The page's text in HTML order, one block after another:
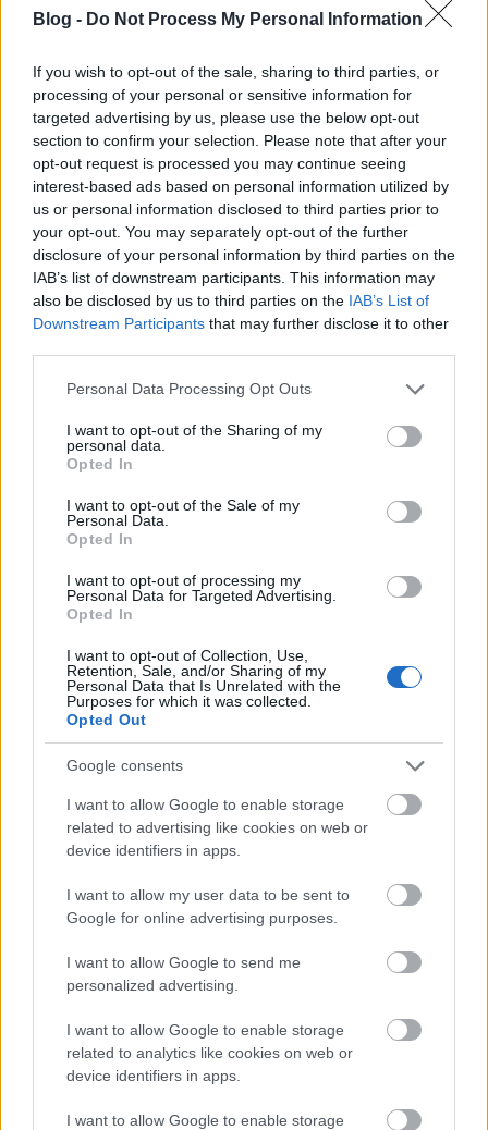
Blog - Do Not Process My Personal Information
If you wish to opt-out of the sale, sharing to third parties, or
processing of your personal or sensitive information for
targeted advertising by us, please use the below opt-out
section to confirm your selection. Please note that after your
opt-out request is processed you may continue seeing
interest-based ads based on personal information utilized by
us or personal information disclosed to third parties prior to
your opt-out. You may separately opt-out of the further
disclosure of your personal information by third parties on the
IAB’s list of downstream participants. This information may
also be disclosed by us to third parties on the IAB’s List of
Downstream Participants that may further disclose it to other
Please note that this website/app uses one or more Google
not limited to your visit or usage behaviour. You may click to
grant or deny consent to Google and its third-party tags to
use your data for below specified purposes in below Google
consent section.
Personal Data Processing Opt Outs
I want to opt-out of the Sharing of my
personal data.
Opted In
I want to opt-out of the Sale of my
Personal Data.
Opted In
I want to opt-out of processing my
Personal Data for Targeted Advertising.
Opted In
I want to opt-out of Collection, Use,
Retention, Sale, and/or Sharing of my
Personal Data that Is Unrelated with the
Purposes for which it was collected.
Opted Out
Google consents
I want to allow Google to enable storage
related to advertising like cookies on web or
device identifiers in apps.
I want to allow my user data to be sent to
Google for online advertising purposes.
I want to allow Google to send me
personalized advertising.
I want to allow Google to enable storage
related to analytics like cookies on web or
device identifiers in apps.
I want to allow Google to enable storage
Megint csak találgatás: valóban teljes
„hadiruházatban”, fegyverekkel, bilinccsel stb. –
estek bele a vízbe a fegyőrök? Ha ez így volt, s
mentőmellényt sem viseltek, akár gyakorlott
úszóként is úgy süllyedtek volna bele a Dunába,
mint kő a vízbe. Amennyiben ez a helyzet, egy
esetleges baleset esetén valóban halálra voltak
ítélve.
A képet árnyalandó: kérdéses, miért borult fel a
csónak? Volt-e az áldozatoknak valamilyen
közreható magatartása a tragédia bekövetkeztében?
mentőegységekről? Ez is a részletes és szükséges
Ám térjünk vissza a jog világába. A Központi
foglakozás körében elkövetett gondatlan
veszélyeztetés vétsége miatt nyomozást rendeltek el.
Ez megerősíti a gyanúmat, hogy ezzel a művelettel
összefüggésben valami nincs rendben.
A Btk. szerint aki foglalkozási szabály
megszegésével más vagy mások életét, testi épségét
vagy egészségét gondatlanságból közvetlen
veszélynek teszi ki, vagy testi sértést okoz, vétség
miatt egy évig terjedő szabadságvesztéssel
büntetendő. A büntetés egytől öt évig terjedő
szabadságvesztés, ha a bűncselekmény halált
okoz.
Úgy vélem, nem fogadhatjuk el, hogy az illetékes
parancsnok felügyelete alatt végzett gyakorlat során
magyarázata? Azt feltételezem: ezeket az
áldozatokat erre a bevetésre nem készítették fel
megfelelően. Más ugyanis a „szökött rabot” a
szárazföldön, s egészen más egy örvényes folyón
üldözni.
A jog világában lépjünk tovább a második síkra. A